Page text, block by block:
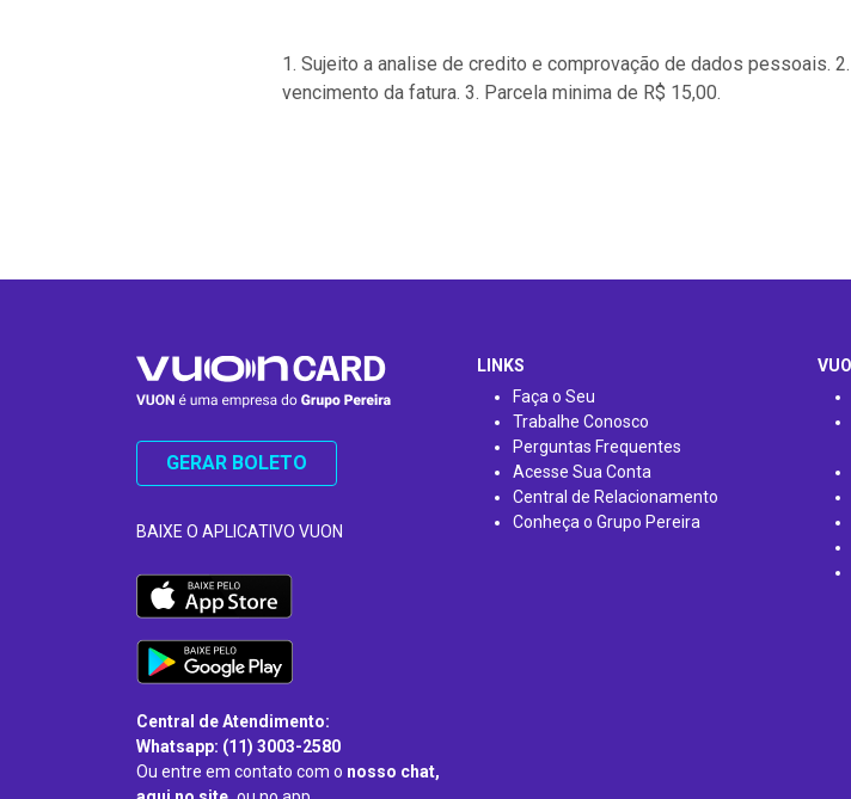
1. Sujeito a analise de credito e comprovação de dados pessoais.
vencimento da fatura. 3. Parcela minima de R$ 15,00.
GERAR BOLETO
BAIXE O APLICATIVO VUON
Central de Atendimento:
Whatsapp: (11) 3003-2580
Ou entre em contato com o nosso chat,
LINKS
Faça o Seu
Trabalhe Conosco
Perguntas Frequentes
Acesse Sua Conta
Central de Relacionamento
Conheça o Grupo Pereira